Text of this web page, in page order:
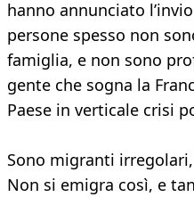
hanno annunciato
persone spesso non
famiglia, e non sono
gente che sogna la
Paese in verticale crisi
Sono migranti
Non si emigra così, e